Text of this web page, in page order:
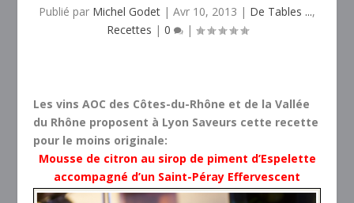
Publié par Michel Godet | Avr 10, 2013 | De Tables ...,
Recettes | 0 |
Les vins AOC des Côtes-du-Rhône et de la Vallée
du Rhône proposent à Lyon Saveurs cette recette
pour le moins originale:
Mousse de citron au sirop de piment d’Espelette
accompagné d’un Saint-Péray Effervescent